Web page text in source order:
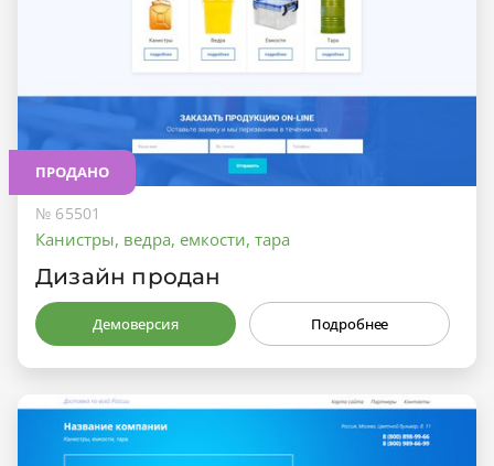
ПРОДАНО
№ 65501
Канистры, ведра, емкости, тара
Дизайн продан
Демоверсия Подробнее